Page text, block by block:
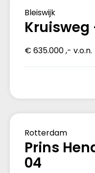
Verkocht
Bleiswijk
€ 635.000 ,- v.o.n.
Verhuurd
Rotterdam
Prins
04